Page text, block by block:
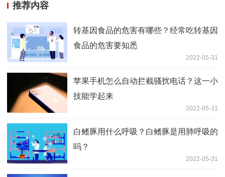
推荐内容
转基因食品的危害有哪些？经常吃转基因
食品的危害要知悉
2022-05-31
苹果手机怎么自动拦截骚扰电话？这一小
技能学起来
2022-05-31
白鳍豚用什么呼吸？白鳍豚是用肺呼吸的
吗？
2022-05-31